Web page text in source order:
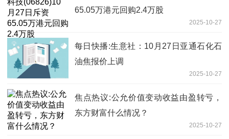
65.05万港元回购2.4万股
2025-10-27
每日快播:生意社：10月27日亚通石化石
油焦报价上调
2025-10-27
焦点热议:公允价值变动收益由盈转亏，
东方财富什么情况？
2025-10-27